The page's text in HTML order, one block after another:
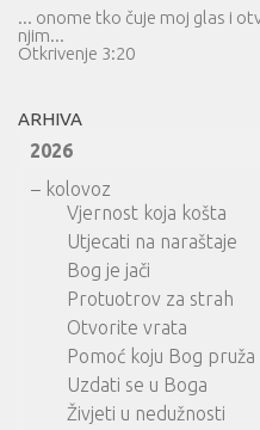
... onome tko čuje moj glas i
njim...
Otkrivenje 3:20
ARHIVA
2026
– kolovoz
Vjernost koja košta
Utjecati na naraštaje
Bog je jači
Protuotrov za strah
Otvorite vrata
Pomoć koju Bog pruža
Uzdati se u Boga
Živjeti u nedužnosti